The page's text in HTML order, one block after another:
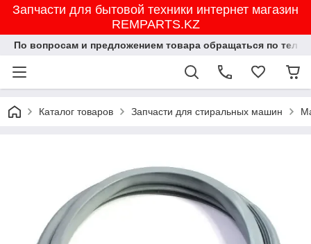
Запчасти для бытовой техники интернет магазин
REMPARTS.KZ
По вопросам и предложением товара обращаться по
Каталог товаров Запчасти для стиральных машин